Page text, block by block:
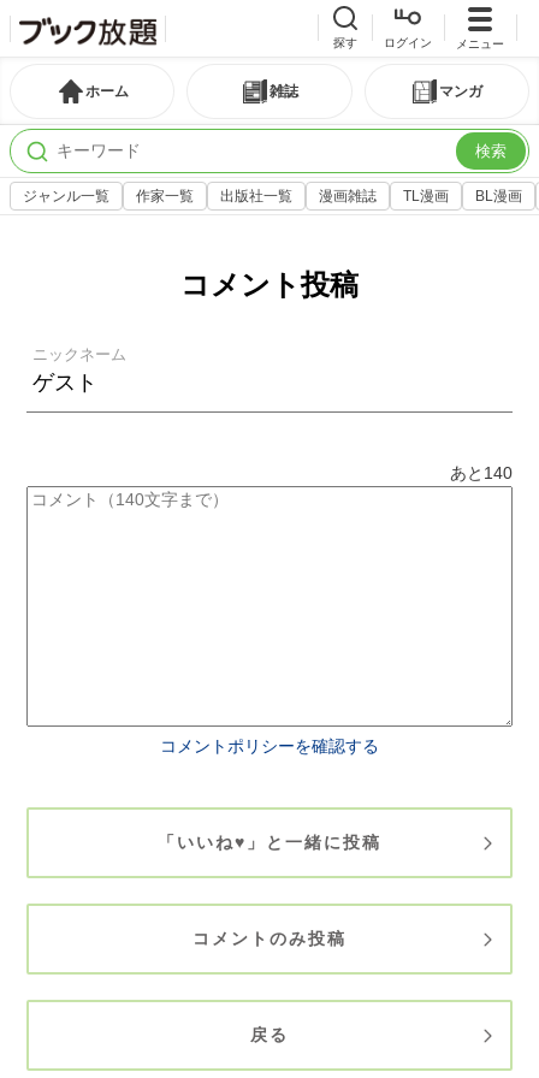
探す ログイン メニュー
ホーム 雑誌 マンガ
検索
ジャンル一覧 作家一覧 出版社一覧 漫画雑誌 TL漫画 BL漫画
コメント投稿
ニックネーム
あと 140
コメントポリシーを確認する
「いいね♥」と一緒に投稿
コメントのみ投稿
戻る